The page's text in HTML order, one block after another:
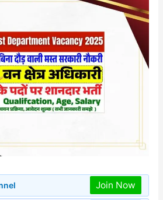
Join Now